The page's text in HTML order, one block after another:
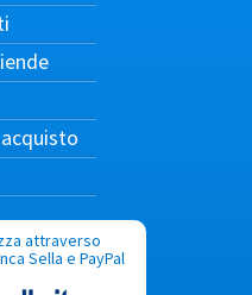
attraverso
Sella e PayPal